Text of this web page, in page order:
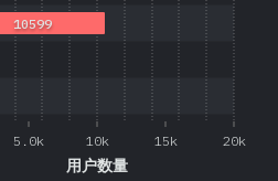
5.0k 10k 15k 20k
用户数量
10599